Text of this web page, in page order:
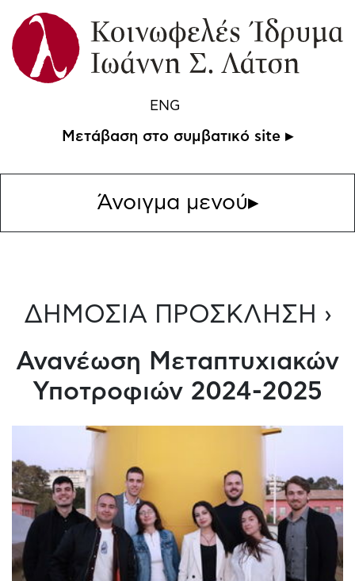
ENG
Μετάβαση στο συμβατικό site ▸
Άνοιγμα μενού▸
ΔΗΜΟΣΙΑ ΠΡΟΣΚΛΗΣΗ ›
Ανανέωση Μεταπτυχιακών
Υποτροφιών 2024-2025